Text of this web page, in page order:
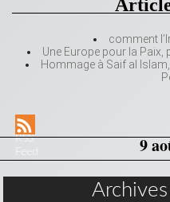
comment
Une Europe pour la
Hommage à Saif al
RSS
9